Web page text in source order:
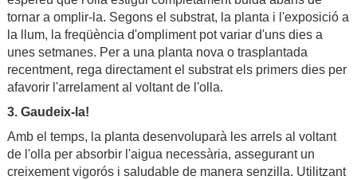
tornar a omplir-la. Segons el substrat, la planta i l'exposició a
la llum, la freqüència d'ompliment pot variar d'uns dies a
unes setmanes. Per a una planta nova o trasplantada
recentment, rega directament el substrat els primers dies per
afavorir l'arrelament al voltant de l'olla.
3. Gaudeix-la!
Amb el temps, la planta desenvoluparà les arrels al voltant
de l'olla per absorbir l'aigua necessària, assegurant un
creixement vigorós i saludable de manera senzilla. Utilitzant